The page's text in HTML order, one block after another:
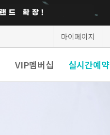
마이페이지
VIP멤버십 실시간예약